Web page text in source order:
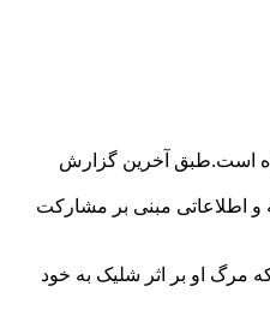
بر اساس آخرین گزارش پلیس این شهر، مهاجم یک جوان ۱۸ ساله ایرانی−آلمانی بوده است.طبق آخرین گزارش
این تیراندازی توسط یک جوان ۱۸ ساله ایرانی-آلمانی صورت گرفته و اطلاعاتی مبنی بر مشارکت
مرگ او بر اثر شلیک به خود